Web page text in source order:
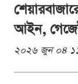
আইন,
২০২৬ জুন ০৪